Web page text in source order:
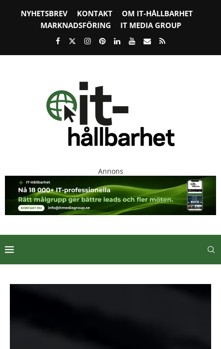
NYHETSBREV KONTAKT
OM IT-HÅLLBARHET
MARKNADSFÖRING
IT MEDIA GROUP
Annons